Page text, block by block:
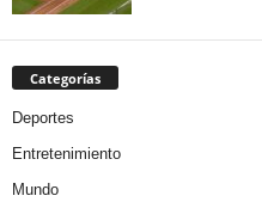
Categorías
Deportes
Entretenimiento
Mundo